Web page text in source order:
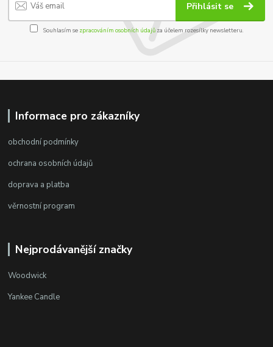
Přihlásit se
Souhlasím se zpracováním osobních údajůza účelem rozesílky newsletteru.
Informace pro zákazníky
obchodní podmínky
ochrana osobních údajů
doprava a platba
věrnostní program
Nejprodávanější značky
Woodwick
Yankee Candle